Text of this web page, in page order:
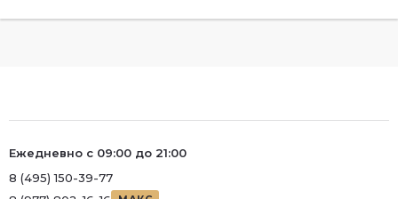
Ежедневно с 09:00 до 21:00
8 (495) 150-39-77